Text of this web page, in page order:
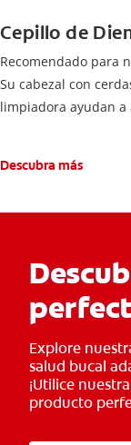
Cepillo de
Recomendado para
Su cabezal con
limpiadora ayudan
Descubra más
Explore
salud bucal
¡Utilice
producto